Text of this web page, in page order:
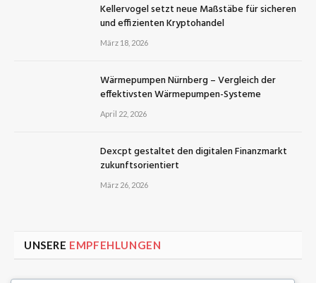
Kellervogel setzt neue Maßstäbe für sicheren
und effizienten Kryptohandel
März 18, 2026
Wärmepumpen Nürnberg – Vergleich der
effektivsten Wärmepumpen-Systeme
April 22, 2026
Dexcpt gestaltet den digitalen Finanzmarkt
zukunftsorientiert
März 26, 2026
UNSERE EMPFEHLUNGEN